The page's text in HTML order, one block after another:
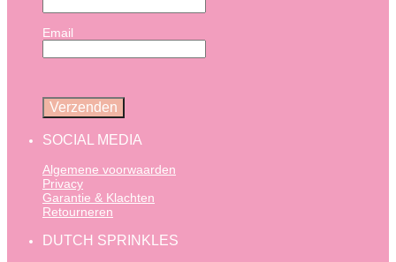
Email
SOCIAL MEDIA
Algemene voorwaarden
Privacy
Garantie & Klachten
Retourneren
DUTCH SPRINKLES